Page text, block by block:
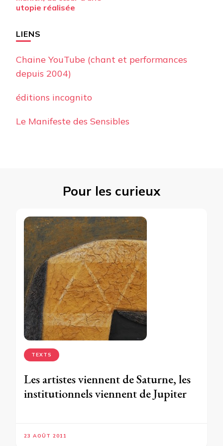
d’article
utopie réalisée
LIENS
Chaine YouTube (chant et performances
depuis 2004)
éditions incognito
Le Manifeste des Sensibles
Pour les curieux
TEXTS
Les artistes viennent de Saturne, les
institutionnels viennent de Jupiter
23 AOÛT 2011